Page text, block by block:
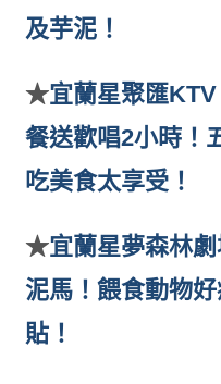
及芋泥！
★宜蘭星聚匯
餐送歡唱2小時！
吃美食太享受！
★宜蘭星夢森林
泥馬！餵食動物
貼！